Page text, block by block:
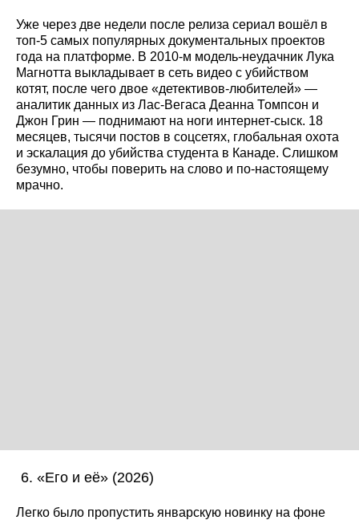
Уже через две недели после релиза сериал вошёл в
топ-5 самых популярных документальных проектов
года на платформе. В 2010-м модель-неудачник Лука
Магнотта выкладывает в сеть видео с убийством
котят, после чего двое «детективов-любителей» —
аналитик данных из Лас-Вегаса Деанна Томпсон и
Джон Грин — поднимают на ноги интернет-сыск. 18
месяцев, тысячи постов в соцсетях, глобальная охота
и эскалация до убийства студента в Канаде. Слишком
безумно, чтобы поверить на слово и по‑настоящему
мрачно.
«Его и её» (2026)
Легко было пропустить январскую новинку на фоне